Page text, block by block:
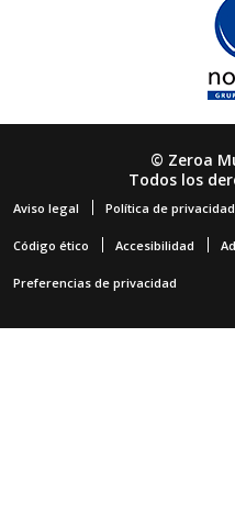
© Zeroa
Todos los
Aviso legal Política de privacidad
Código ético Accesibilidad
Preferencias de privacidad